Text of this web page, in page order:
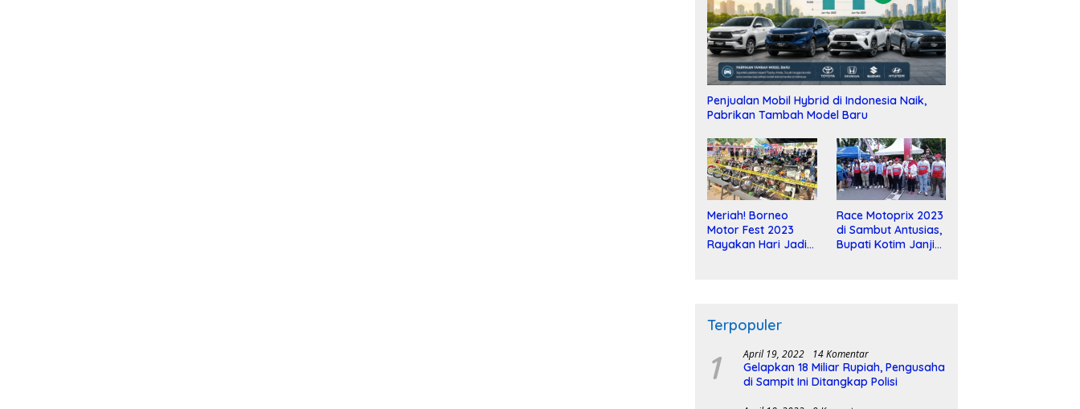
Penjualan Mobil Hybrid di Indonesia Naik,
Pabrikan Tambah Model Baru
Meriah! Borneo
Motor Fest 2023
Rayakan Hari Jadi
Race Motoprix 2023
di Sambut Antusias,
Bupati Kotim Janji
Terpopuler
1 April 19, 2022 14 Komentar
Gelapkan 18 Miliar Rupiah, Pengusaha
di Sampit Ini Ditangkap Polisi